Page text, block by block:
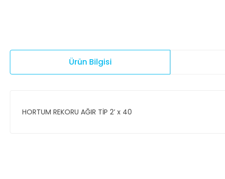
Ürün Bilgisi
HORTUM REKORU AĞIR TİP 2’ x 40